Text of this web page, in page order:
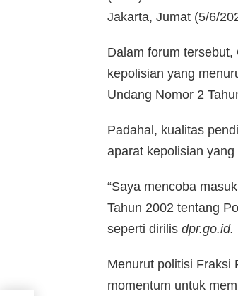
Jakarta, Jumat (5/6/
Dalam forum
kepolisian yang
Undang Nomor 2
Padahal, kualitas
aparat kepolisian
“Saya mencoba
Tahun 2002 tentang
seperti dirilis dpr.go.id.
Menurut politisi Fraksi
momentum untuk